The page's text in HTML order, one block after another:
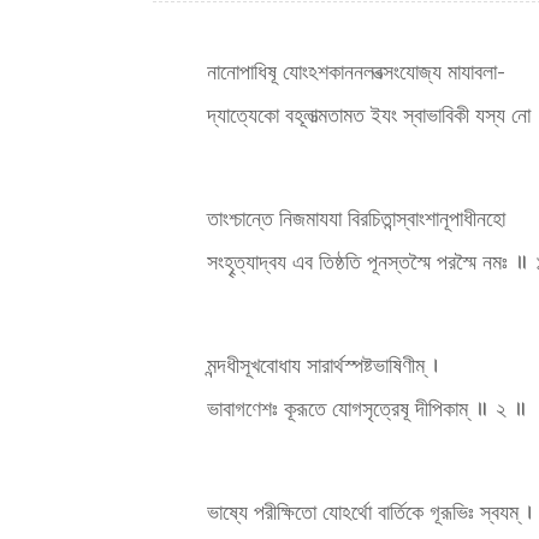
নানোপাধিষূ যোংঽশকাননলবত্সংযোজ্য মাযাবলা-
দ্যাত্যেকো বহূলাত্মতামত ইযং স্বাভাবিকী যস্য নো
তাংশ্চান্তে নিজমাযযা বিরচিতান্স্বাংশানূপাধীনহো
সংহৄত্যাদ্বয এব তিষ্ঠতি পূনস্তস্মৈ পরস্মৈ নমঃ
মন্দধীসূখবোধায সারার্থস্পষ্টভাষিণীম্ ।
ভাবাগণেশঃ কূরূতে যোগসৃত্রেষূ দীপিকাম্ ॥ ২ ॥
ভাষ্যে পরীক্ষিতো যোঽর্থো বার্তিকে গূরূভিঃ স্বযম্ ।